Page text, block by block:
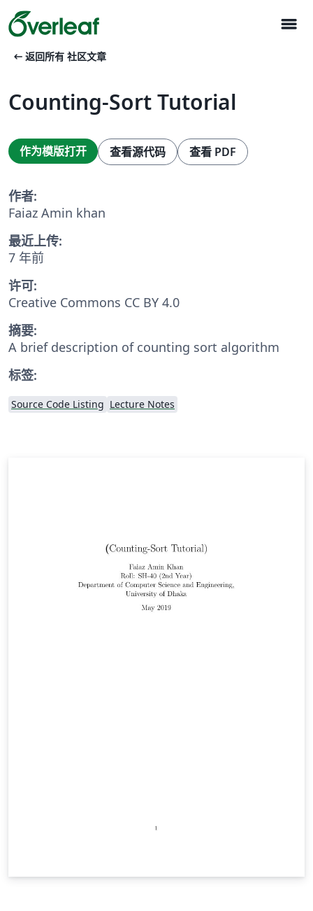
menu
arrow_left_alt 返回所有 社区文章
Counting-Sort Tutorial
作为模版打开 查看源代码 查看 PDF
作者:
Faiaz Amin khan
最近上传:
7 年前
许可:
Creative Commons CC BY 4.0
摘要:
A brief description of counting sort algorithm
标签:
Source Code Listing Lecture Notes